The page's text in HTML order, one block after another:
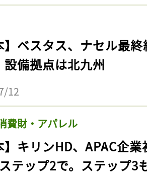
】ベスタス、ナセル最
設備拠点は北九州
12
費財・アパレル
】キリンHD、APAC企
テップ2で。ステップ3